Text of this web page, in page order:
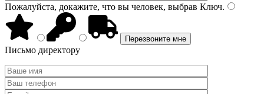
Пожалуйста, докажите, что вы человек, выбрав Ключ.
Письмо директору